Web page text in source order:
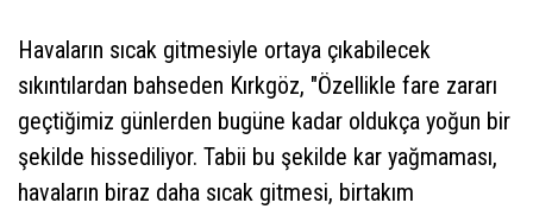
Havaların sıcak gitmesiyle ortaya çıkabilecek
sıkıntılardan bahseden Kırkgöz, "Özellikle fare zararı
geçtiğimiz günlerden bugüne kadar oldukça yoğun bir
şekilde hissediliyor. Tabii bu şekilde kar yağmaması,
havaların biraz daha sıcak gitmesi, birtakım